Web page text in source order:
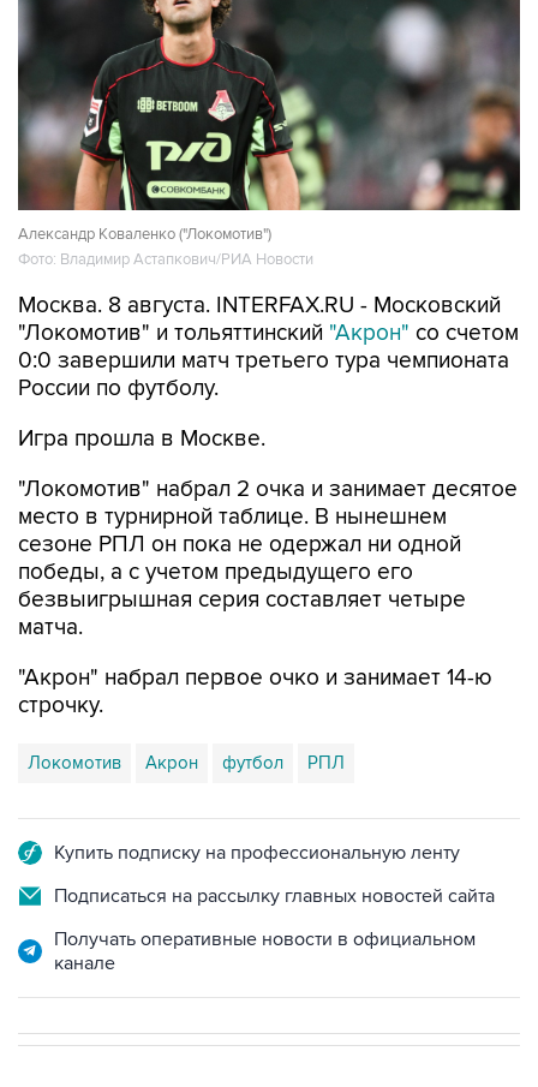
Александр Коваленко ("Локомотив")
Фото: Владимир Астапкович/РИА Новости
Москва. 8 августа. INTERFAX.RU - Московский
"Локомотив" и тольяттинский "Акрон" со счетом
0:0 завершили матч третьего тура чемпионата
России по футболу.
Игра прошла в Москве.
"Локомотив" набрал 2 очка и занимает десятое
место в турнирной таблице. В нынешнем
сезоне РПЛ он пока не одержал ни одной
победы, а с учетом предыдущего его
безвыигрышная серия составляет четыре
матча.
"Акрон" набрал первое очко и занимает 14-ю
строчку.
Локомотив Акрон футбол РПЛ
Купить подписку на профессиональную ленту
Подписаться на рассылку главных новостей сайта
Получать оперативные новости в официальном
канале